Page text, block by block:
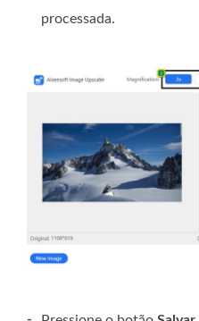
processada.